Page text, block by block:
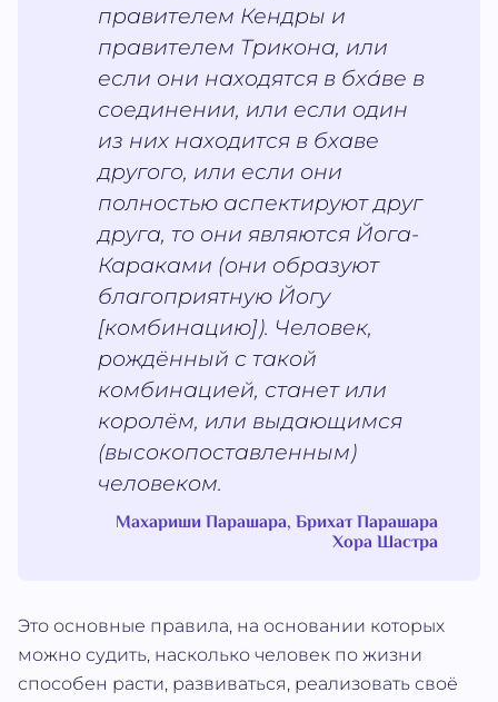
правителем Кендры и
правителем Трикона, или
если они находятся в бха́ве в
соединении, или если один
из них находится в бхаве
другого, или если они
полностью аспектируют друг
друга, то они являются Йога-
Караками (они образуют
благоприятную Йогу
[комбинацию]). Человек,
рождённый с такой
комбинацией, станет или
королём, или выдающимся
(высокопоставленным)
человеком.
Махариши Парашара, Брихат Парашара
Хора Шастра
Это основные правила, на основании которых
можно судить, насколько человек по жизни
способен расти, развиваться, реализовать своё